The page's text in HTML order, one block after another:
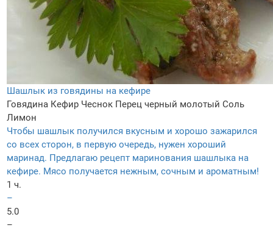
Шашлык из говядины на кефире
Говядина Кефир Чеснок Перец черный молотый Соль
Лимон
Чтобы шашлык получился вкусным и хорошо зажарился
со всех сторон, в первую очередь, нужен хороший
маринад. Предлагаю рецепт маринования шашлыка на
кефире. Мясо получается нежным, сочным и ароматным!
1 ч.
–
5.0
–